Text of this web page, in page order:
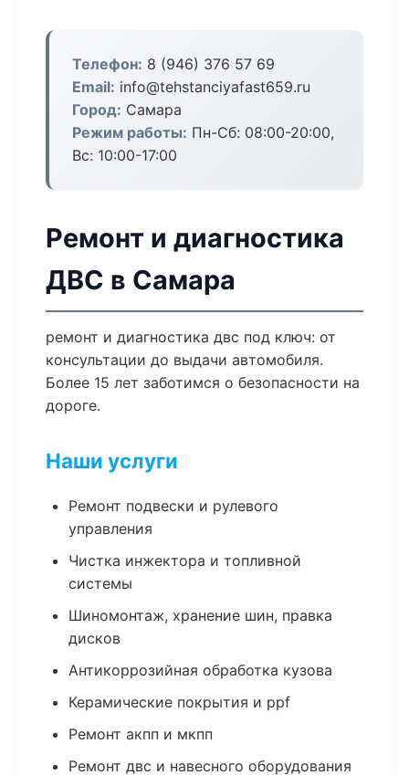
Телефон: 8 (946) 376 57 69
Email: info@tehstanciyafast659.ru
Город: Самара
Режим работы: Пн-Сб: 08:00-20:00,
Вс: 10:00-17:00
Ремонт и диагностика
ДВС в Самара
ремонт и диагностика двс под ключ: от
консультации до выдачи автомобиля.
Более 15 лет заботимся о безопасности на
дороге.
Наши услуги
Ремонт подвески и рулевого
управления
Чистка инжектора и топливной
системы
Шиномонтаж, хранение шин, правка
дисков
Антикоррозийная обработка кузова
Керамические покрытия и ppf
Ремонт акпп и мкпп
Ремонт двс и навесного оборудования